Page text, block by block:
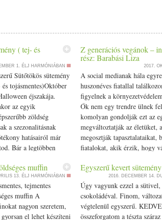
Tedd a hozzávalókat egy tálba és jól keverd
tésztát kapj. Kanál segítségével formázz egy
sütőben süsd készre. (kb. 15-20 perc)
( tej- és
1. ÉLJ HARMÓNIÁBAN
Sütőtökös sütemény
tojásmentes)Október
éjszakája.
az egyik
zöldség
a szezonalitásnak
hatásairól már
Bár a legtöbben
tökből:) A mai
után, a lenti
majd el a
bögre liszt (lehet
pl. tk. tönkölybúzaliszt
muffin
13. ÉLJ HARMÓNIÁBAN
tejmentes
muffin A
nagyon szeretem,
el lehet készíteni
Z generációs vegánok –
rész: Barabási Liza
2017.
A social medianak hála
huszonéves fiatallal
figyelnek a
Ők nem egy trendre ülnek
komolyan gondolják ezt az
megváltoztatják az életüket,
megosztják tapasztalataikat,
fiatalokat, akik érzik, hogy
Hogyan lesznek olyan
Ezt szeretném nektek
Fogadjátok szeretettel első
Barabási Lizát! Bemutatnád
Sziasztok, Barabási Liza
Egyszerű kevert sütemény
2016. DECEMBER 14.
Úgy vagyunk ezzel a
csokoládéval. Finom,
végtelenül egyszerű.
összeforgatom a tészta